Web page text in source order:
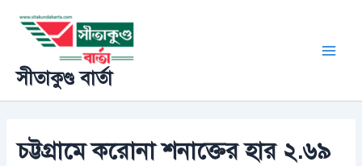
content
সীতাকুণ্ড বার্তা
চট্টগ্রামে করোনা শনাক্তের হার ২.৬৯
navigation